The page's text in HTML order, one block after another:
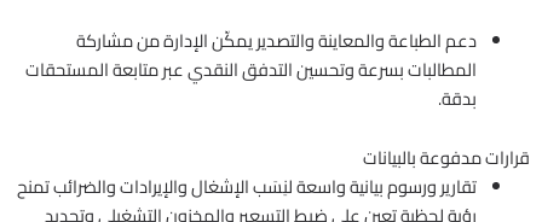
دعم الطباعة والمعاينة والتصدير يمكّن الإدارة من مشاركة
المطالبات بسرعة وتحسين التدفق النقدي عبر متابعة المستحقات
بدقة.
قرارات مدفوعة بالبيانات
تقارير ورسوم بيانية واسعة لنِسَب الإشغال والإيرادات والضرائب تمنح